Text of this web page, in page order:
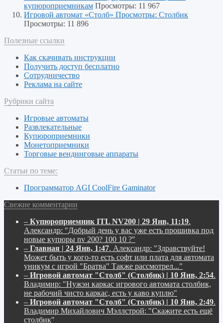
купюроприемникам Просмотры: 11 967
Игровой автомат «Столб» Просмотры: Столбик
Просмотры: 11 896
Полезные ссылки
Как скачивать инструкции
Получить доступ бесплатно
Сотрудничество
Реклама на сайте
Рубрики сайта
Игровые автоматы
Развлекательные
Купюроприемники
Монетоприемники
Торговые вендинговые аппараты
Статьи по теме:
Программатор AGI CoolFire Gaminator
Свежие комментарии
– Купюроприемник ITL NV200 | 29 Янв, 11:19.
Александр: "Добрый день у вас уже есть прошивка под
новые купюры nv 200? 100 10 ?"
– Главная | 24 Янв, 1:47. Александр: "Здравствуйте!
Может быть у кого-то есть софт или плата для автомата
уникум с игрой "Братва" Также рассмотрел..."
– Игровой автомат "Столб" (Столбик) | 10 Янв, 2:54.
Владимир: "Нужэн каркас игрового автомата столбик,
не рабочий чисто каркас, есть у каво куплю"
– Игровой автомат "Столб" (Столбик) | 10 Янв, 2:49.
Владимир Михайлович Мэллстрой: "Скажите есть ещё
столбик"